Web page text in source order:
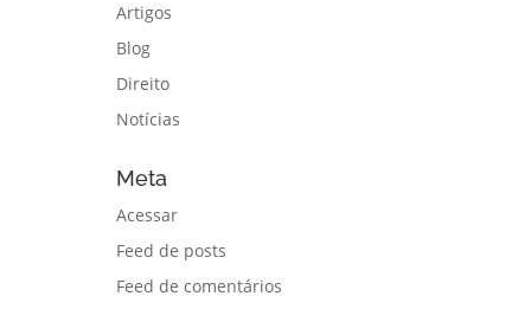
Artigos
Blog
Direito
Notícias
Meta
Acessar
Feed de posts
Feed de comentários